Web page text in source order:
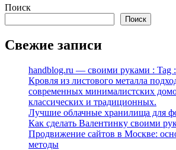
Поиск
Поиск
Свежие записи
handblog.ru — своими руками : Tag
Кровля из листового металла
современных минималистских
классических и традиционных.
Лучшие облачные хранилища для
Как сделать Валентинку своими
Продвижение сайтов в Москве:
методы